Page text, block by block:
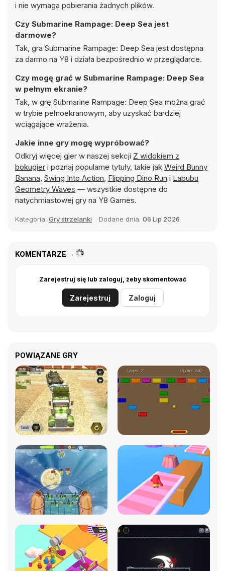
i nie wymaga pobierania żadnych plików.
Czy Submarine Rampage: Deep Sea jest
darmowe?
Tak, gra Submarine Rampage: Deep Sea jest dostępna
za darmo na Y8 i działa bezpośrednio w przeglądarce.
Czy mogę grać w Submarine Rampage: Deep Sea
w pełnym ekranie?
Tak, w grę Submarine Rampage: Deep Sea można grać
w trybie pełnoekranowym, aby uzyskać bardziej
wciągające wrażenia.
Jakie inne gry mogę wypróbować?
Odkryj więcej gier w naszej sekcji Z widokiem z
bokugier i poznaj popularne tytuły, takie jak Weird Bunny
Banana, Swing Into Action, Flipping Dino Run i Labubu
Geometry Waves — wszystkie dostępne do
natychmiastowej gry na Y8 Games.
Kategoria: Gry strzelanki Dodane dnia: 06 Lip 2026
KOMENTARZE
Zarejestruj się lub zaloguj, żeby skomentować
Zarejestruj Zaloguj
POWIĄZANE GRY